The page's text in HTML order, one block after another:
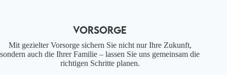
VORSORGE
Mit gezielter Vorsorge sichern Sie nicht nur Ihre Zukunft,
sondern auch die Ihrer Familie – lassen Sie uns gemeinsam die
richtigen Schritte planen.